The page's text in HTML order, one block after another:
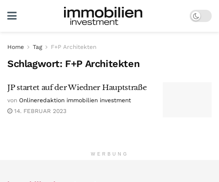
Home Tag F+P Architekten
Schlagwort: F+P Architekten
JP startet auf der Wiedner Hauptstraße
von Onlineredaktion immobilien investment
14. FEBRUAR 2023
WERBUNG